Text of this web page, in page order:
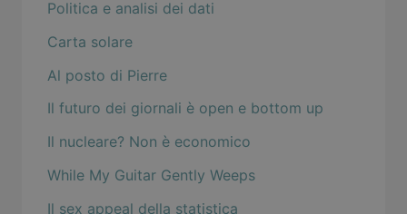
Politica e analisi dei dati
Carta solare
Al posto di Pierre
Il futuro dei giornali è open e bottom up
Il nucleare? Non è economico
While My Guitar Gently Weeps
Il sex appeal della statistica